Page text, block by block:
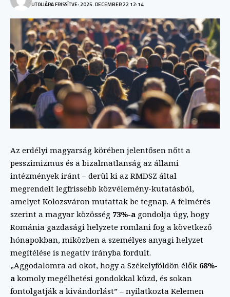
UTOLJÁRA FRISSÍTVE: 2025. DECEMBER 22 12:14
Az erdélyi magyarság körében jelentősen nőtt a
pesszimizmus és a bizalmatlanság az állami
intézmények iránt – derül ki az RMDSZ által
megrendelt legfrissebb közvélemény-kutatásból,
amelyet Kolozsváron mutattak be tegnap. A felmérés
szerint a magyar közösség 73%-a gondolja úgy, hogy
Románia gazdasági helyzete romlani fog a következő
hónapokban, miközben a személyes anyagi helyzet
megítélése is negatív irányba fordult.
„Aggodalomra ad okot, hogy a Székelyföldön élők 68%-
a komoly megélhetési gondokkal küzd, és sokan
fontolgatják a kivándorlást” – nyilatkozta Kelemen